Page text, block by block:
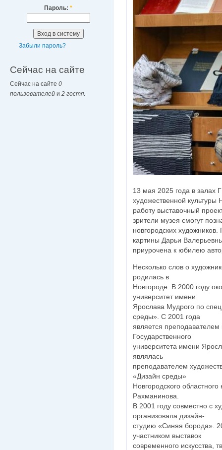
Пароль: *
Забыли пароль?
Сейчас на сайте
Сейчас на сайте 0
пользователей и 2 гостя
13 мая 2025 года в залах
художественной культуры
работу выставочный
зрители музея смогут
новгородских
картины Дарьи
приурочена к юбилею
Несколько слов о
родилась в
Новгороде. В 2000 году
университет имени
Ярослава Мудрого по
среды». С 2001 года
является
Государственного
университета имени
являлась
преподавателем
«Дизайн среды»
Новгородского
Рахманинова.
В 2001 году совместно с
организовала дизайн-
студию «Синяя борода».
участником выставок
современного искусства,